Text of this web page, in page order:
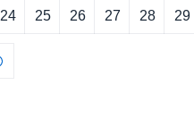
24 25 26 27 28 29